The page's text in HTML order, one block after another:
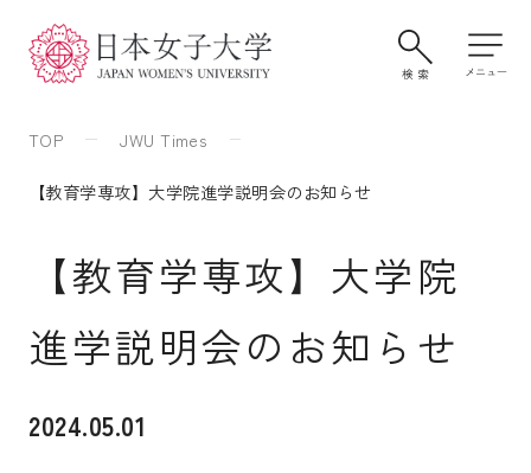
TOP JWU Times
【教育学専攻】大学院進学説明会のお知らせ
【教育学専攻】大学院
進学説明会のお知らせ
2024.05.01